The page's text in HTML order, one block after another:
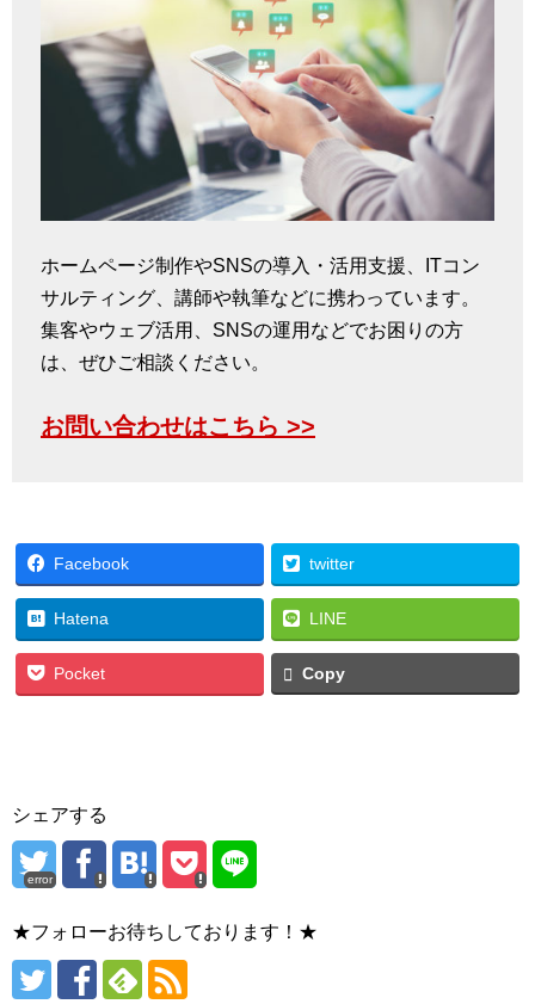
ホームページ制作やSNSの導入・活用支援、ITコン
サルティング、講師や執筆などに携わっています。
集客やウェブ活用、SNSの運用などでお困りの方
は、ぜひご相談ください。
お問い合わせはこちら >>
Facebook twitter
Hatena LINE
Pocket Copy
シェアする
error
★フォローお待ちしております！★